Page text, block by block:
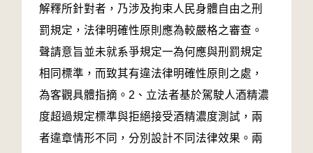
解釋所針對者，乃涉及拘束人民身體自由之刑
罰規定，法律明確性原則應為較嚴格之審查。
聲請意旨並未就系爭規定一為何應與刑罰規定
相同標準，而致其有違法律明確性原則之處，
為客觀具體指摘。2、立法者基於駕駛人酒精濃
度超過規定標準與拒絕接受酒精濃度測試，兩
者違章情形不同，分別設計不同法律效果。兩